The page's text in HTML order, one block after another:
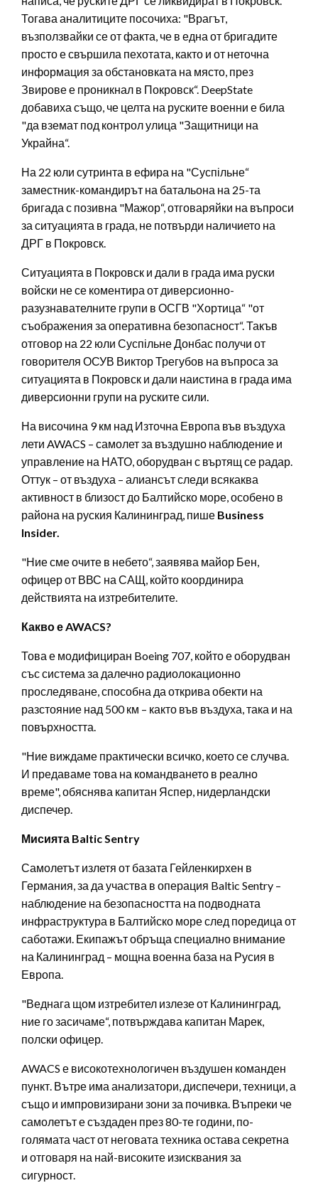
Тогава аналитиците посочиха: "Врагът,
възползвайки се от факта, че в една от бригадите
просто е свършила пехотата, както и от неточна
информация за обстановката на място, през
Звирове е проникнал в Покровск“. DeepState
добавиха също, че целта на руските военни е била
"да вземат под контрол улица "Защитници на
Украйна“.
На 22 юли сутринта в ефира на "Суспільне“
заместник-командирът на батальона на 25-та
бригада с позивна "Мажор“, отговаряйки на въпроси
за ситуацията в града, не потвърди наличието на
ДРГ в Покровск.
Ситуацията в Покровск и дали в града има руски
войски не се коментира от диверсионно-
разузнавателните групи в ОСГВ "Хортица“ "от
съображения за оперативна безопасност“. Такъв
отговор на 22 юли Суспільне Донбас получи от
говорителя ОСУВ Виктор Трегубов на въпроса за
ситуацията в Покровск и дали наистина в града има
диверсионни групи на руските сили.
На височина 9 км над Източна Европа във въздуха
лети AWACS – самолет за въздушно наблюдение и
управление на НАТО, оборудван с въртящ се радар.
Оттук – от въздуха – алиансът следи всякаква
активност в близост до Балтийско море, особено в
района на руския Калининград, пише Business
Insider.
"Ние сме очите в небето“, заявява майор Бен,
офицер от ВВС на САЩ, който координира
действията на изтребителите.
Какво е AWACS?
Това е модифициран Boeing 707, който е оборудван
със система за далечно радиолокационно
проследяване, способна да открива обекти на
разстояние над 500 км – както във въздуха, така и на
повърхността.
"Ние виждаме практически всичко, което се случва.
И предаваме това на командването в реално
време", обяснява капитан Яспер, нидерландски
диспечер.
Мисията Baltic Sentry
Самолетът излетя от базата Гейленкирхен в
Германия, за да участва в операция Baltic Sentry –
наблюдение на безопасността на подводната
инфраструктура в Балтийско море след поредица от
саботажи. Екипажът обръща специално внимание
на Калининград – мощна военна база на Русия в
Европа.
"Веднага щом изтребител излезе от Калининград,
ние го засичаме“, потвърждава капитан Марек,
полски офицер.
AWACS е високотехнологичен въздушен команден
пункт. Вътре има анализатори, диспечери, техници, а
също и импровизирани зони за почивка. Въпреки че
самолетът е създаден през 80-те години, по-
голямата част от неговата техника остава секретна
и отговаря на най-високите изисквания за
сигурност.